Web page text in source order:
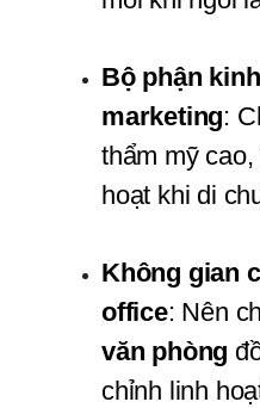
Bộ phận
marketing:
thẩm mỹ
hoạt khi di
Không gian
office: Nên
văn phòng
chỉnh linh